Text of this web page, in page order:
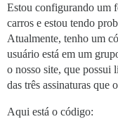
Estou configurando um
carros e estou tendo
Atualmente, tenho um
usuário está em um
o nosso site, que possui
das três assinaturas que
Aqui está o código: